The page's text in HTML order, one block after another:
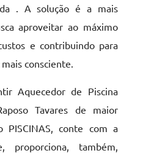
. A solução é a mais
aproveitar ao máximo
e contribuindo para
consciente.
Aquecedor de Piscina
Tavares de maior
PISCINAS, conte com a
proporciona, também,